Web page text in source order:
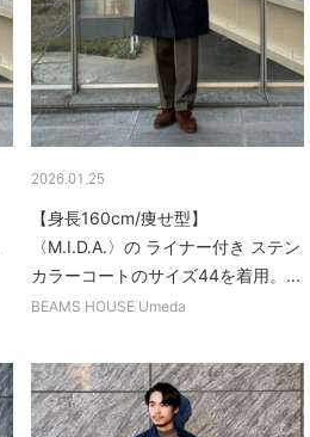
2026.01.25
【身長160cm/痩せ型】
〈M.I.D.A.〉の ライナー付き ステン
カラーコートのサイズ44を着用。...
BEAMS HOUSE Umeda